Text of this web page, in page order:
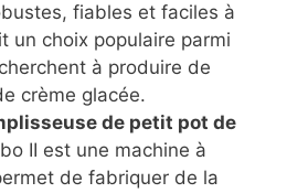
fiables et faciles à
un choix populaire parmi
à produire de
crème glacée.
de petit pot de
II est une machine à
de fabriquer de la